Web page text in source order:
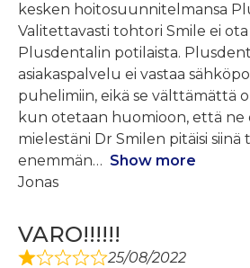
kesken hoitosuunnitelmansa
Valitettavasti tohtori Smile ei
Plusdentalin potilaista.
asiakaspalvelu ei vastaa
puhelimiin, eikä se välttämättä
kun otetaan huomioon, että
mielestäni Dr Smilen pitäisi siinä
enemmän
Show more
Jonas
VARO!!!!!!
25/08/2022